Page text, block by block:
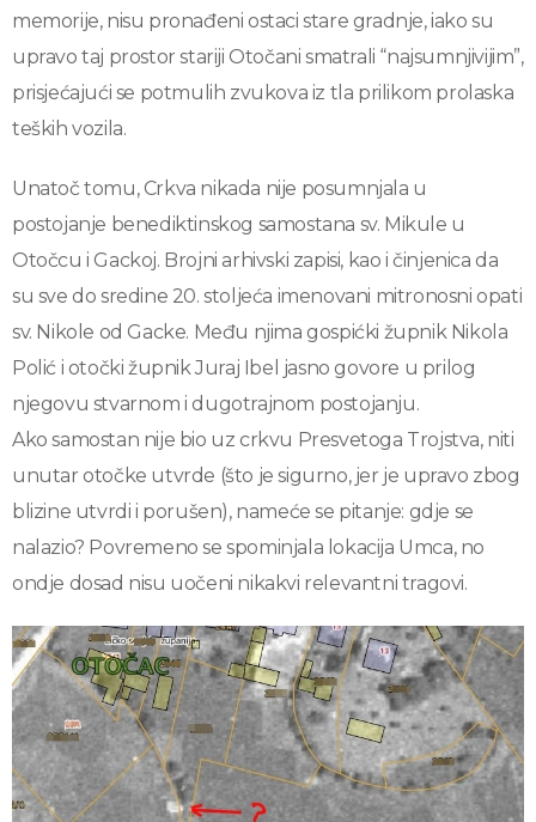
memorije, nisu pronađeni ostaci stare gradnje, iako su
upravo taj prostor stariji Otočani smatrali “najsumnjivijim”,
prisjećajući se potmulih zvukova iz tla prilikom prolaska
teških vozila.
Unatoč tomu, Crkva nikada nije posumnjala u
postojanje benediktinskog samostana sv. Mikule u
Otočcu i Gackoj. Brojni arhivski zapisi, kao i činjenica da
su sve do sredine 20. stoljeća imenovani mitronosni opati
sv. Nikole od Gacke. Među njima gospićki župnik Nikola
Polić i otočki župnik Juraj Ibel jasno govore u prilog
njegovu stvarnom i dugotrajnom postojanju.
Ako samostan nije bio uz crkvu Presvetoga Trojstva, niti
unutar otočke utvrde (što je sigurno, jer je upravo zbog
blizine utvrdi i porušen), nameće se pitanje: gdje se
nalazio? Povremeno se spominjala lokacija Umca, no
ondje dosad nisu uočeni nikakvi relevantni tragovi.